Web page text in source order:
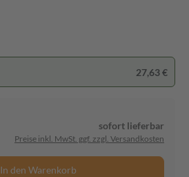
27,63 €
sofort lieferbar
Preise inkl. MwSt. ggf. zzgl. Versandkosten
In den Warenkorb